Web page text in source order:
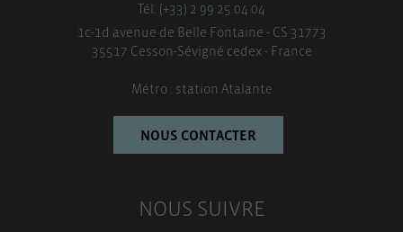
Tél. (+33) 2 99 25 04 04
1c-1d avenue de Belle Fontaine - CS 31773
35517 Cesson-Sévigné cedex - France
Métro : station Atalante
NOUS CONTACTER
NOUS SUIVRE